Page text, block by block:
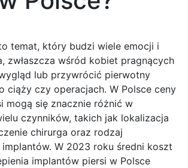
temat, który budzi wiele emocji i
zwłaszcza wśród kobiet pragnących
lub przywrócić pierwotny
ciąży czy operacjach. W Polsce ceny
mogą się znacznie różnić w
czynników, takich jak lokalizacja
chirurga oraz rodzaj
W 2023 roku średni koszt
implantów piersi w Polsce